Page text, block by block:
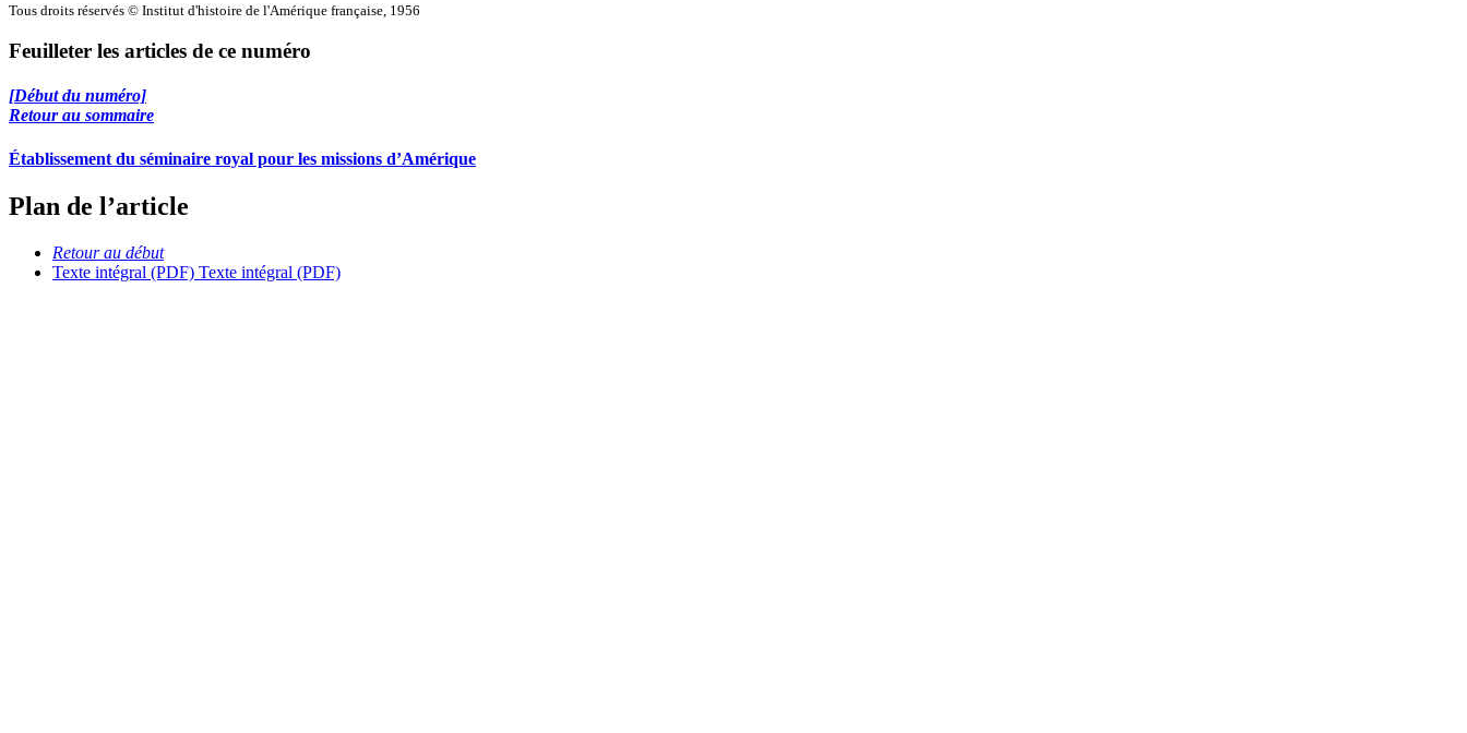
Tous droits réservés © Institut d'histoire de l'Amérique française, 1956
Feuilleter les articles de ce numéro
[Début du numéro]
Retour au sommaire
Établissement du séminaire royal pour les missions d’Amérique
Plan de l’article
Retour au début
Texte intégral (PDF) Texte intégral (PDF)